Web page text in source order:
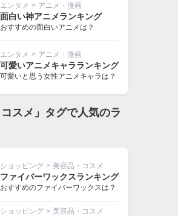
エンタメ > アニメ・漫画
面白い神アニメランキング
おすすめの面白いアニメは？
エンタメ > アニメ・漫画
可愛いアニメキャラランキング
可愛いと思う女性アニメキャラは？
コスメ」タグで人気のラ
ショッピング > 美容品・コスメ
ファイバーワックスランキング
おすすめのファイバーワックスは？
ショッピング > 美容品・コスメ